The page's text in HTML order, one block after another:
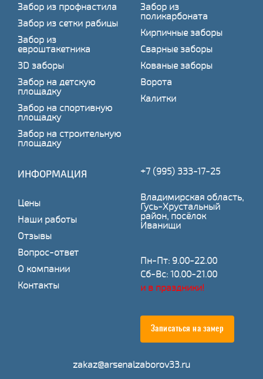
Забор из профнастила
Забор из сетки рабицы
Забор из
евроштакетника
3D заборы
Забор на детскую
площадку
Забор на спортивную
площадку
Забор на строительную
площадку
Забор из
поликарбоната
Кирпичные заборы
Сварные заборы
Кованые заборы
Ворота
Калитки
ИНФОРМАЦИЯ
Цены
Наши работы
Отзывы
Вопрос-ответ
О компании
Контакты
+7 (995) 333-17-25
Владимирская область,
Гусь-Хрустальный
район, посёлок
Иванищи
Пн-Пт: 9.00-22.00
Сб-Вс: 10.00-21.00
и в праздники!
Записаться на замер
zakaz@arsenalzaborov33.ru